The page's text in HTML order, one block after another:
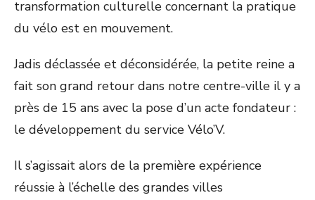
transformation culturelle concernant la pratique
du vélo est en mouvement.
Jadis déclassée et déconsidérée, la petite reine a
fait son grand retour dans notre centre-ville il y a
près de 15 ans avec la pose d’un acte fondateur :
le développement du service Vélo’V.
Il s’agissait alors de la première expérience
réussie à l’échelle des grandes villes